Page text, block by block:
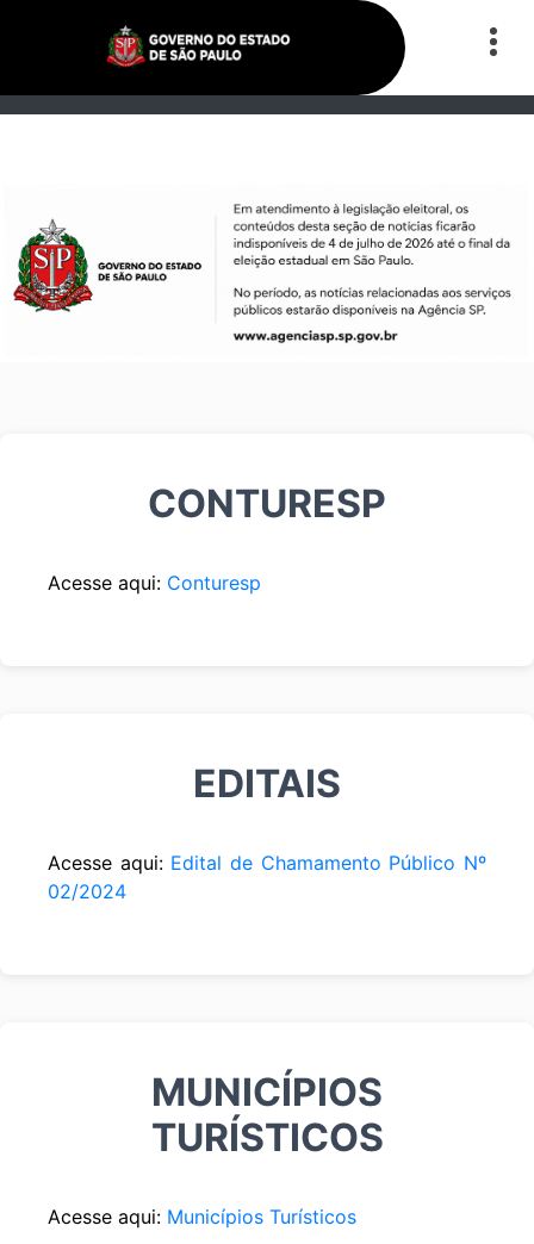
CONTURESP
Acesse aqui: Conturesp
EDITAIS
Acesse aqui: Edital de Chamamento Público Nº
02/2024
MUNICÍPIOS
TURÍSTICOS
Acesse aqui: Municípios Turísticos